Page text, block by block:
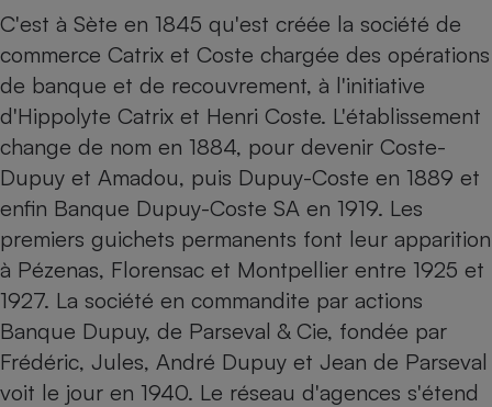
C'est à Sète en 1845 qu'est créée la société de
commerce Catrix et Coste chargée des opérations
de banque et de recouvrement, à l'initiative
d'Hippolyte Catrix et Henri Coste. L'établissement
change de nom en 1884, pour devenir Coste-
Dupuy et Amadou, puis Dupuy-Coste en 1889 et
enfin Banque Dupuy-Coste SA en 1919. Les
premiers guichets permanents font leur apparition
à Pézenas, Florensac et Montpellier entre 1925 et
1927. La société en commandite par actions
Banque Dupuy, de Parseval & Cie, fondée par
Frédéric, Jules, André Dupuy et Jean de Parseval
voit le jour en 1940. Le réseau d'agences s'étend
Supermarché - Drive
Complément
alimentaire
Mutuelle
Assurance emprunteur
Comparateur auto
Comparatif climatiseur
Comparatif aspirateur
Comparatif aspirateur
Comparatif cafetière
Comparatif robot cuiseur
Comparatif centrale
Gros électroménager
Petit électroménager -
Électricité - Gaz
Comparatif ordinateur
Comparatif ultrabook
Comparatif tablette
Image et son
Informatique
Internet
Téléphonie
Aménagement
Bricolage - Jardinage
Chauffage
Produit d'entretien
Sécurité domestique
Hygiène - Beauté
Maladie - Médecine -
Système de santé -
Mutuelle
Retraite
Tous les comparateurs
Toutes les cartes interactives
Speedtest - Testez le débit de votre
connexion Internet